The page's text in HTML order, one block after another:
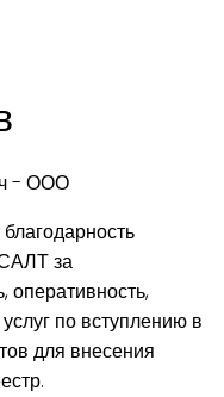
за
оперативность,
по вступлению в
для внесения